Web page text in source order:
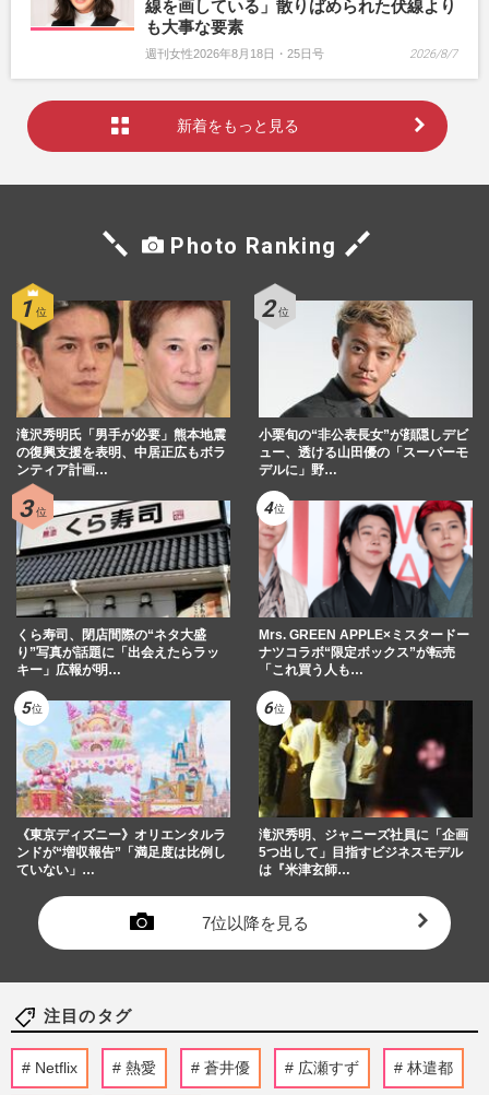
線を画している」散りばめられた伏線より
も大事な要素
週刊女性2026年8月18日・25日号 2026/8/7
新着をもっと見る
Photo Ranking
滝沢秀明氏「男手が必要」熊本地震
の復興支援を表明、中居正広もボラ
ンティア計画…
小栗旬の“非公表長女”が顔隠しデビ
ュー、透ける山田優の「スーパーモ
デルに」野…
くら寿司、閉店間際の“ネタ大盛
り”写真が話題に「出会えたらラッ
キー」広報が明…
Mrs. GREEN APPLE×ミスタードー
ナツコラボ“限定ボックス”が転売
「これ買う人も…
《東京ディズニー》オリエンタルラ
ンドが“増収報告”「満足度は比例し
ていない」…
滝沢秀明、ジャニーズ社員に「企画
5つ出して」目指すビジネスモデル
は『米津玄師…
7位以降を見る
注目のタグ
Netflix 熱愛 蒼井優 広瀬すず 林遣都